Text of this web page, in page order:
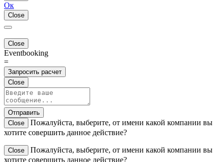
Ок
Close
Close
Eventbooking
=
Запросить расчет
Close
Отправить
Close
Пожалуйста, выберите, от имени какой компании вы
хотите совершить данное действие?
Close
Пожалуйста, выберите, от имени какой компании вы
хотите совершить данное действие?